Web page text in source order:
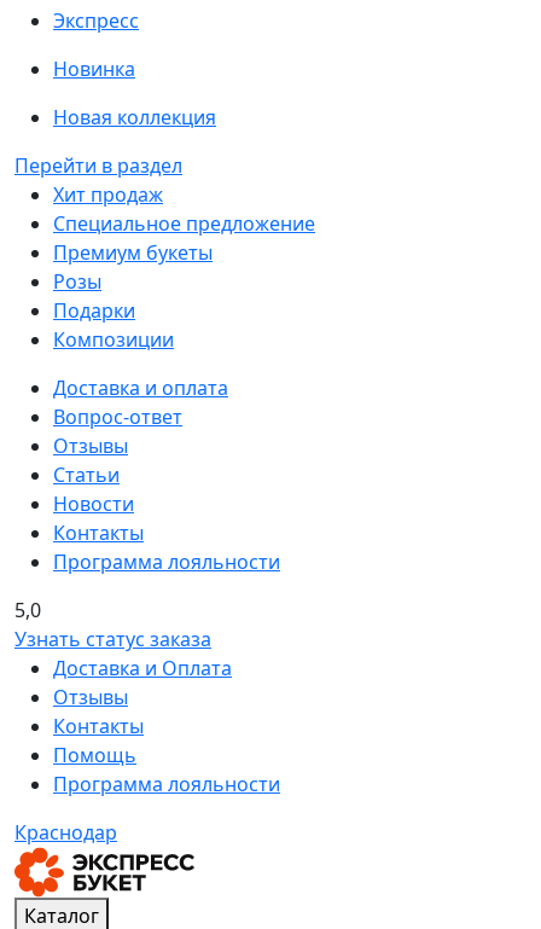
Экспресс
Новинка
Новая коллекция
Перейти в раздел
Хит продаж
Специальное предложение
Премиум букеты
Розы
Подарки
Композиции
Доставка и оплата
Вопрос-ответ
Отзывы
Статьи
Новости
Контакты
Программа лояльности
5,0
Узнать статус заказа
Доставка и Оплата
Отзывы
Контакты
Помощь
Программа лояльности
Краснодар
Каталог